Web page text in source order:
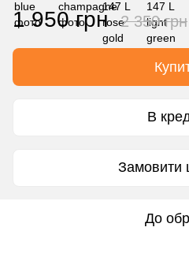
1 950 грн 2 350 грн
В
Замовити
До